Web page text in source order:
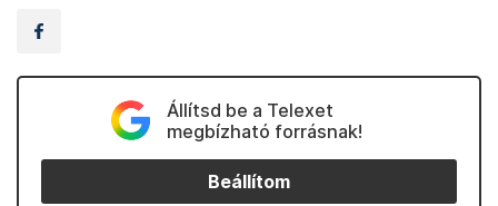
Állítsd be a Telexet
megbízható forrásnak!
Beállítom